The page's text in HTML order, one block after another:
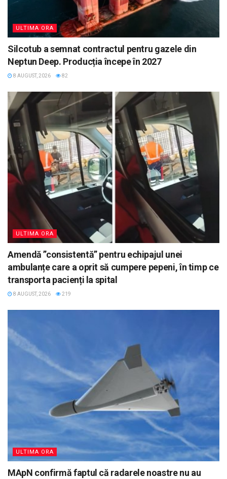
ULTIMA ORA
Silcotub a semnat contractul pentru gazele din
Neptun Deep. Producția începe în 2027
8 AUGUST, 2026 82
ULTIMA ORA
Amendă ”consistentă” pentru echipajul unei
ambulanțe care a oprit să cumpere pepeni, în timp ce
transporta pacienți la spital
8 AUGUST, 2026 219
ULTIMA ORA
MApN confirmă faptul că radarele noastre nu au